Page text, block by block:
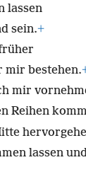
lassen
sein.+
mir bestehen.
mir
Reihen
lassen